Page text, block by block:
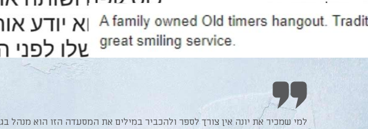
למי שמכיר את יונה אין צורך לספר ולהכביר במילים את המסעדה הזו הוא מנהל